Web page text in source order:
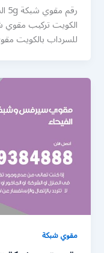
الكويت تركيب
للسرداب بالكويت
مقوي شبكة